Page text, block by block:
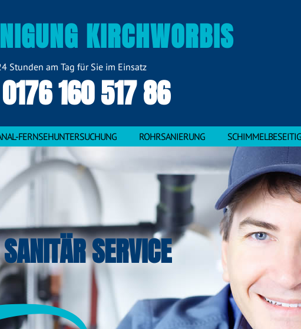
KIRCHWORBIS
Stunden am Tag für Sie im Einsatz
160 517 86
FERNSEHUNTERSUCHUNG ROHRSANIERUNG
SERVICE